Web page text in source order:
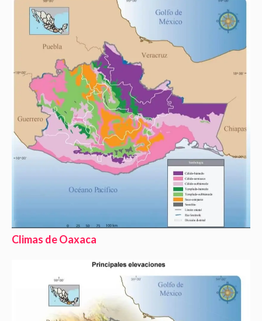
Climas de Oaxaca